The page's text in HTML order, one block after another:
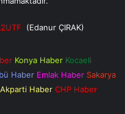
(Edanur ÇIRAK)
Konya Haber Kocaeli
Haber Emlak Haber Sakarya
Akparti Haber CHP Haber